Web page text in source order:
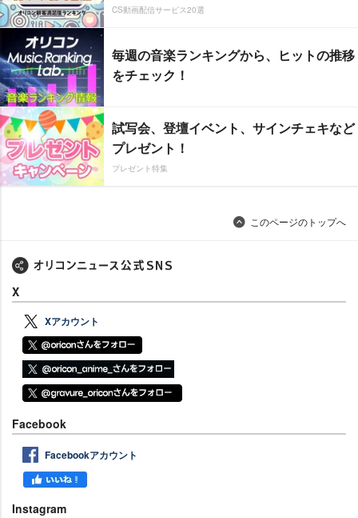
CS動画配信サービス20選
毎週の音楽ランキングから、ヒットの推移
をチェック！
試写会、登壇イベント、サインチェキなど
プレゼント！
プレゼント特集
このページのトップへ
X
Xアカウント
Facebook
Facebookアカウント
Instagram